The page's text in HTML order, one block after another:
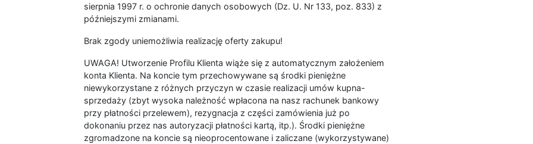
sierpnia 1997 r. o ochronie danych osobowych (Dz. U. Nr 133, poz. 833) z
późniejszymi zmianami.
Brak zgody uniemożliwia realizację oferty zakupu!
UWAGA! Utworzenie Profilu Klienta wiąże się z automatycznym założeniem
konta Klienta. Na koncie tym przechowywane są środki pieniężne
niewykorzystane z różnych przyczyn w czasie realizacji umów kupna-
sprzedaży (zbyt wysoka należność wpłacona na nasz rachunek bankowy
przy płatności przelewem), rezygnacja z części zamówienia już po
dokonaniu przez nas autoryzacji płatności kartą, itp.). Środki pieniężne
zgromadzone na koncie są nieoprocentowane i zaliczane (wykorzystywane)